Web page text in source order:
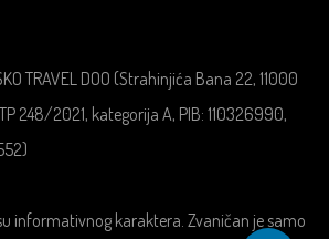
TRAVEL DOO (Strahinjića Bana 22, 11000
248/2021, kategorija A, PIB: 110326990,
informativnog karaktera. Zvaničan je samo